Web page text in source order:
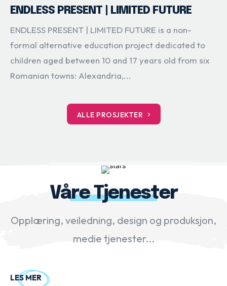
ENDLESS PRESENT | LIMITED FUTURE
ENDLESS PRESENT | LIMITED FUTURE is a non-
formal alternative education project dedicated to
children aged between 10 and 17 years old from six
Romanian towns: Alexandria,...
ALLE PROSJEKTER
Våre Tjenester
Opplæring, veiledning, design og produksjon,
medie tjenester...
LES MER